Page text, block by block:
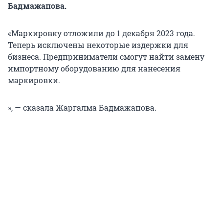
Бадмажапова.
«Маркировку отложили до 1 декабря 2023 года.
Теперь исключены некоторые издержки для
бизнеса. Предприниматели смогут найти замену
импортному оборудованию для нанесения
маркировки.
», — сказала Жаргалма Бадмажапова.